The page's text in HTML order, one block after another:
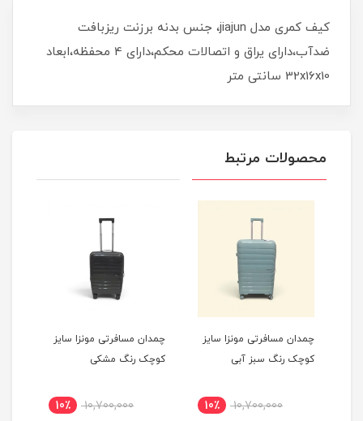
کیف کمری مدل jiajun، جنس بدنه برزنت ریزبافت
ضدآب،دارای یراق و اتصالات محکم،دارای 4 محفظه،ابعاد
32x16x10 سانتی متر
محصولات مرتبط
چمدان مسافرتی مونزا سایز
کوچک رنگ سبز آبی
10,700,000 10٪
چمدان مسافرتی مونزا سایز
کوچک رنگ مشکی
10,700,000 10٪